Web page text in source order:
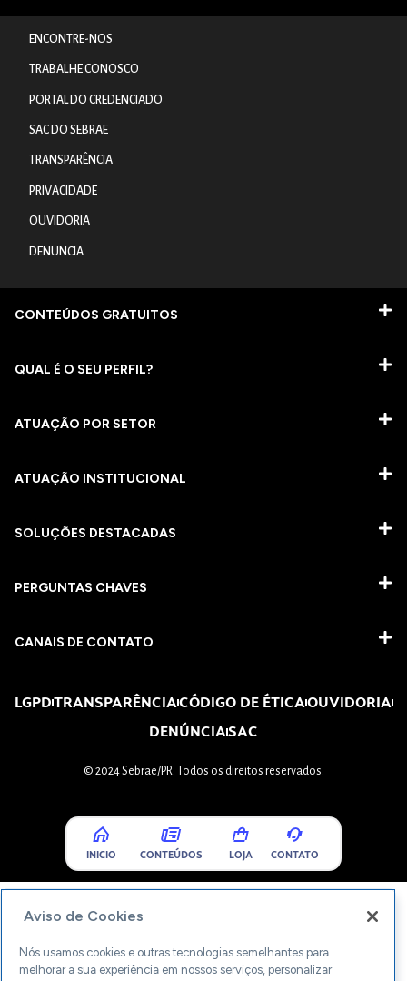
ENCONTRE-NOS
TRABALHE CONOSCO
PORTAL DO CREDENCIADO
SAC DO SEBRAE
TRANSPARÊNCIA
PRIVACIDADE
OUVIDORIA
DENUNCIA
CONTEÚDOS GRATUITOS
QUAL É O SEU PERFIL?
ATUAÇÃO POR SETOR
ATUAÇÃO INSTITUCIONAL
SOLUÇÕES DESTACADAS
PERGUNTAS CHAVES​
CANAIS DE CONTATO
LGPDTRANSPARÊNCIACÓDIGO DE ÉTICAOUVIDORIA
DENÚNCIASAC
© 2024 Sebrae/PR. Todos os direitos reservados.
INICIO CONTEÚDOS LOJA CONTATO
Aviso de Cookies
Nós usamos cookies e outras tecnologias semelhantes para
melhorar a sua experiência em nossos serviços, personalizar